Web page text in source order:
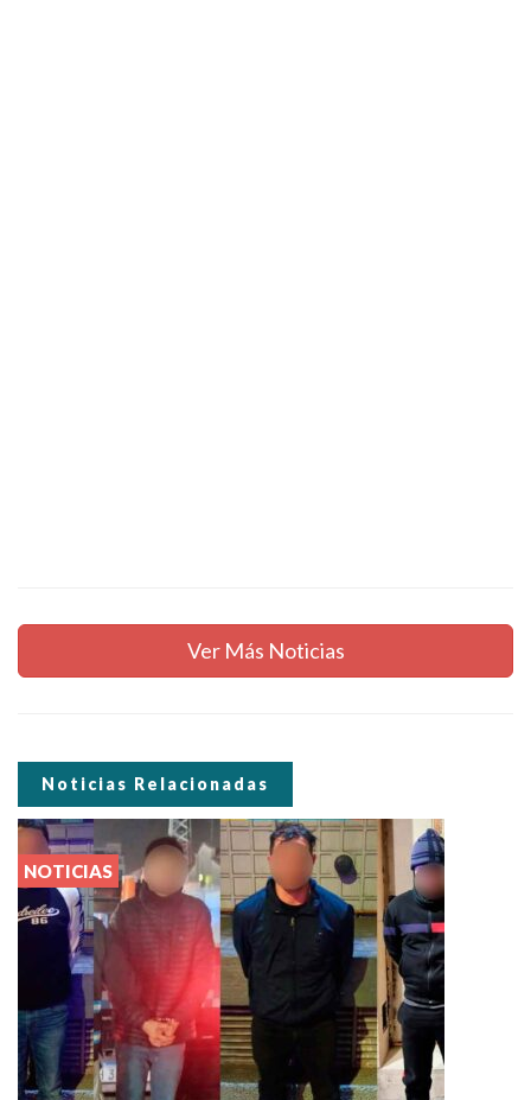
Ver Más Noticias
Noticias Relacionadas
NOTICIAS